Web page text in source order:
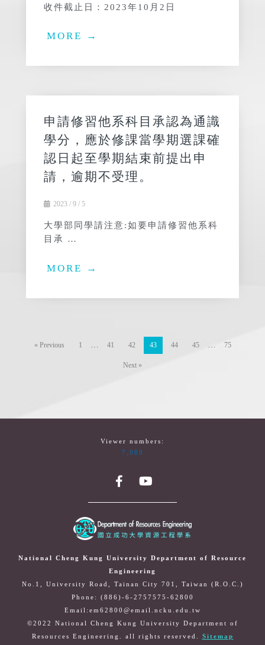
收件截止日：2023年10月2日
MORE →
申請修習他系科目承認為通識
學分，應於修課當學期選課確
認日起至學期結束前提出申
請，逾期不受理。
2023 / 9 / 5
大學部同學請注意:如要申請修習他系科
目承 …
MORE →
« Previous 1 … 41 42 43 44 45 … 75
Next »
Viewer numbers:
7,089
National Cheng Kung University Department of Resource
Engineering
No.1, University Road, Tainan City 701, Taiwan (R.O.C.)
Phone: (886)-6-2757575-62800
Email:em62800@email.ncku.edu.tw
©2022 National Cheng Kung University Department of
Resources Engineering. all rights reserved. Sitemap